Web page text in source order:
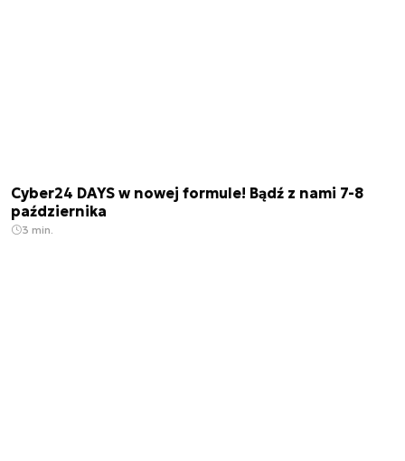
Cyber24 DAYS w nowej formule! Bądź z nami 7-8
października
3 min.